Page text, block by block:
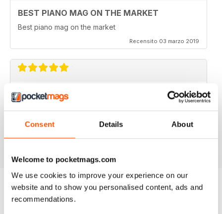
Consent Details About
Welcome to pocketmags.com
We use cookies to improve your experience on our
website and to show you personalised content, ads and
recommendations.
BEST PIANO MAG ON THE MARKET
Best piano mag on the market
Recensito 03 marzo 2019
A MAGAZINE EVERY PIANIST SHOULD READ
Recensito 07 dicembre 2016
EDIZIONI INDIETRO